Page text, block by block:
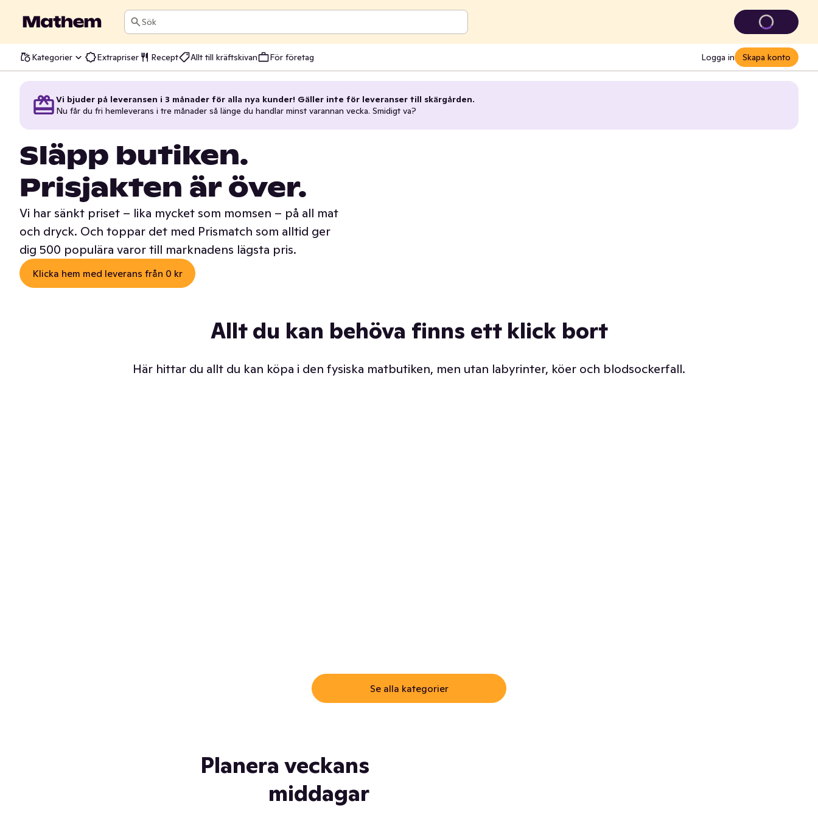
Sök
Kategorier Extrapriser Recept Allt till kräftskivan För företag Logga in Skapa konto
Vi bjuder på leveransen i 3 månader för alla nya kunder! Gäller inte för leveranser till skärgården.
Nu får du fri hemleverans i tre månader så länge du handlar minst varannan vecka. Smidigt va?
Släpp butiken.
Prisjakten är över.
Vi har sänkt priset – lika mycket som momsen – på all mat
och dryck. Och toppar det med Prismatch som alltid ger
dig 500 populära varor till marknadens lägsta pris.
Klicka hem med leverans från 0 kr
Allt du kan behöva finns ett klick bort
Här hittar du allt du kan köpa i den fysiska matbutiken, men utan labyrinter, köer och blodsockerfall.
Se alla kategorier
Planera veckans
middagar